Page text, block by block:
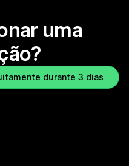
uma
durante 3 dias